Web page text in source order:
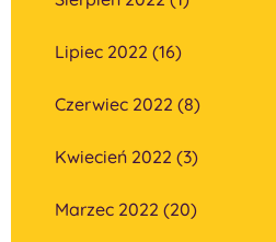
Lipiec 2022 (16)
Czerwiec 2022 (8)
Kwiecień 2022 (3)
Marzec 2022 (20)